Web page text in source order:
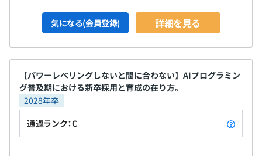
プロジェクトの流れとしては、だいたい新規でシステムを
作って、DevOpsで継続的に追加開発。追加要素が減った
らエンドの社員さんに運用を任せて撤退。別案件へ。と言
った流れが多い印象で、一件一件は長めになります。
反面、昔ながらの大規模システムの運用案件はまったくあ
りません。ていうかそういう仕事が来ない。（それゆえに
会社も大規模化できなかったっぽい。）アジャイルの功罪
気になる(会員登録) 詳細を見る
【パワーレベリングしないと間に合わない】AIプログラミン
グ普及期における新卒採用と育成の在り方。
2028年卒
通過ランク：C